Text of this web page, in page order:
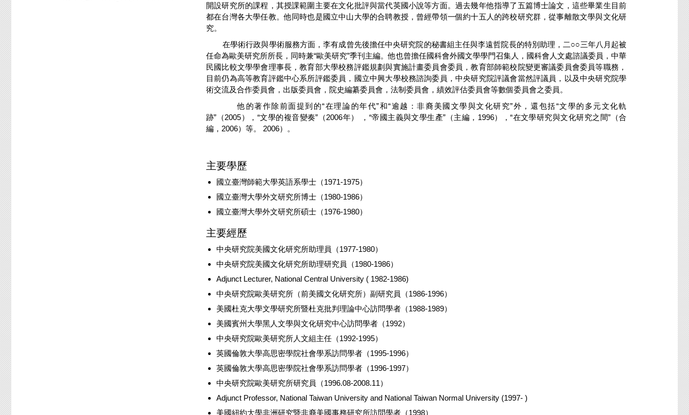
開設研究所的課程，其授課範圍主要在文化批評與當代英國小說等方面。過去幾年他指導了五篇博士論文，這些畢業生目前
都在台灣各大學任教。他同時也是國立中山大學的合聘教授，曾經帶領一個約十五人的跨校研究群，從事離散文學與文化研
究。
在學術行政與學術服務方面，李有成曾先後擔任中央研究院的秘書組主任與李遠哲院長的特別助理，二○○三年八月起被
任命為歐美研究所所長，同時兼“歐美研究”季刊主編。他也曾擔任國科會外國文學學門召集人，國科會人文處諮議委員，中華
民國比較文學學會理事長，教育部大學校務評鑑規劃與實施計畫委員會委員，教育部師範校院變更審議委員會委員等職務，
目前仍為高等教育評鑑中心系所評鑑委員，國立中興大學校務諮詢委員，中央研究院評議會當然評議員，以及中央研究院學
術交流及合作委員會，出版委員會，院史編纂委員會，法制委員會，績效評估委員會等數個委員會之委員。
他的著作除前面提到的“在理論的年代”和“逾越：非裔美國文學與文化研究”外，還包括“文學的多元文化軌
跡”（2005），“文學的複音變奏”（2006年） ，“帝國主義與文學生產”（主編，1996），“在文學研究與文化研究之間”（合
編，2006）等。 2006）。
主要學歷
國立臺灣師範大學英語系學士（1971-1975）
國立臺灣大學外文研究所博士（1980-1986）
國立臺灣大學外文研究所碩士（1976-1980）
主要經歷
中央研究院美國文化研究所助理員（1977-1980）
中央研究院美國文化研究所助理研究員（1980-1986）
Adjunct Lecturer, National Central University ( 1982-1986)
中央研究院歐美研究所（前美國文化研究所）副研究員（1986-1996）
美國杜克大學文學研究所暨杜克批判理論中心訪問學者（1988-1989）
美國賓州大學黑人文學與文化研究中心訪問學者（1992）
中央研究院歐美研究所人文組主任（1992-1995）
英國倫敦大學高思密學院社會學系訪問學者（1995-1996）
英國倫敦大學高思密學院社會學系訪問學者（1996-1997）
中央研究院歐美研究所研究員（1996.08-2008.11）
Adjunct Professor, National Taiwan University and National Taiwan Normal University (1997- )
美國紐約大學非洲研究暨非裔美國事務研究所訪問學者（1998）